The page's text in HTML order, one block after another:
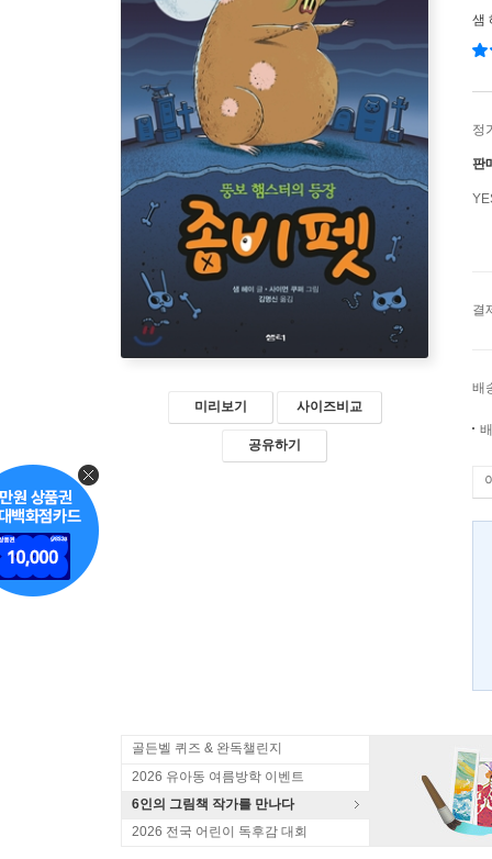
미리보기 사이즈비교
공유하기
샘
정
판
결
배
골든벨 퀴즈 & 완독챌린지
2026 유아동 여름방학 이벤트
6인의 그림책 작가를 만나다
2026 전국 어린이 독후감 대회